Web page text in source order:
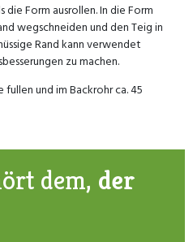
Form ausrollen. In die Form
wegschneiden und den Teig in
Rand kann verwendet
zu machen.
fullen und im Backrohr ca. 45
dem, der